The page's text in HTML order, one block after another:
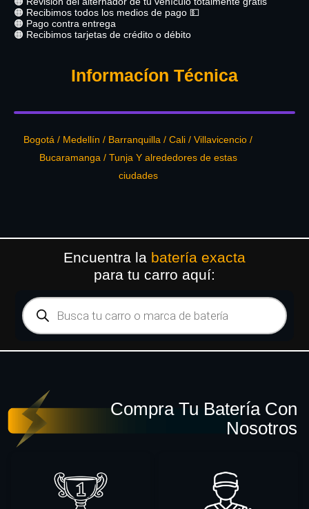
🟠 Recibimos todos los medios de pago 💵
🟠 Pago contra entrega
🟠 Recibimos tarjetas de crédito o débito
Informacíon Técnica
Bogotá / Medellín / Barranquilla / Cali / Villavicencio /
Bucaramanga / Tunja Y alrededores de estas
ciudades
Encuentra la batería exacta
para tu carro aquí:
Compra Tu Batería Con
Nosotros